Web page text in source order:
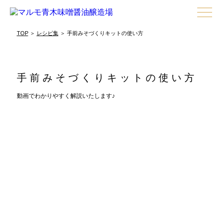
TOP＞ レシピ集＞ 手前みそづくりキットの使い方
手前みそづくりキットの使い方
動画でわかりやすく解説いたします♪